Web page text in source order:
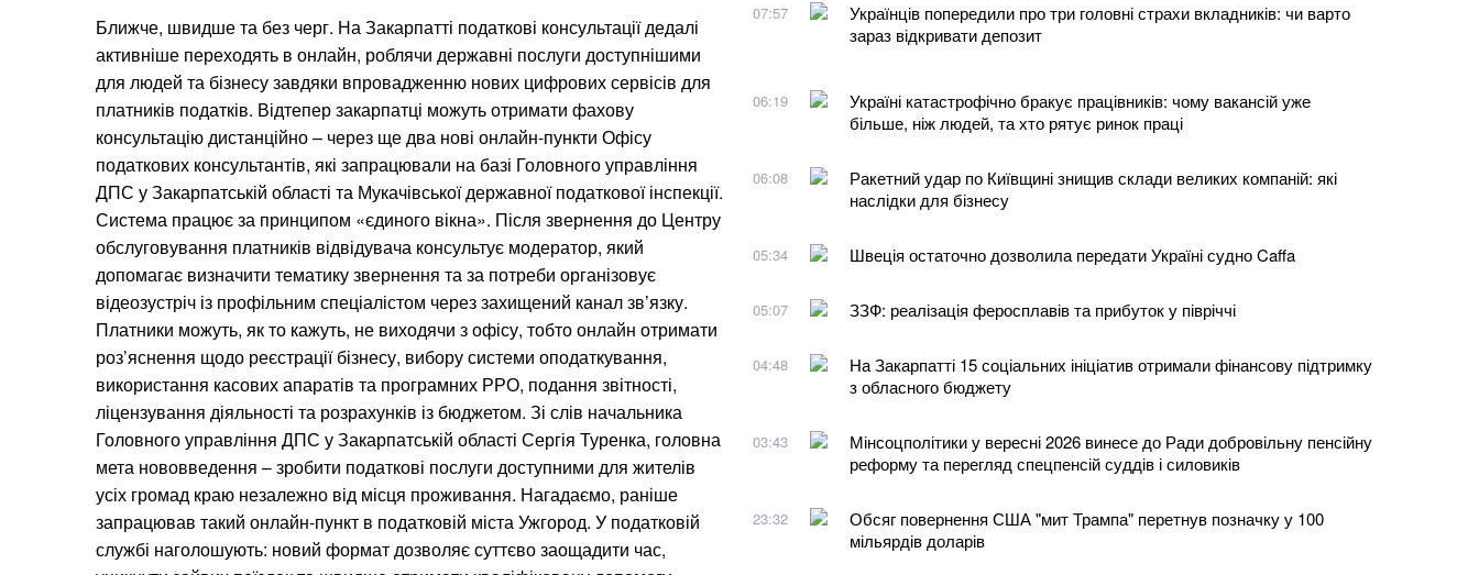
Ближче, швидше та без черг. На Закарпатті податкові консультації дедалі
активніше переходять в онлайн, роблячи державні послуги доступнішими
для людей та бізнесу завдяки впровадженню нових цифрових сервісів для
платників податків. Відтепер закарпатці можуть отримати фахову
консультацію дистанційно – через ще два нові онлайн-пункти Офісу
податкових консультантів, які запрацювали на базі Головного управління
ДПС у Закарпатській області та Мукачівської державної податкової інспекції.
Система працює за принципом «єдиного вікна». Після звернення до Центру
обслуговування платників відвідувача консультує модератор, який
допомагає визначити тематику звернення та за потреби організовує
відеозустріч із профільним спеціалістом через захищений канал зв’язку.
Платники можуть, як то кажуть, не виходячи з офісу, тобто онлайн отримати
роз’яснення щодо реєстрації бізнесу, вибору системи оподаткування,
використання касових апаратів та програмних РРО, подання звітності,
ліцензування діяльності та розрахунків із бюджетом. Зі слів начальника
Головного управління ДПС у Закарпатській області Сергія Туренка, головна
мета нововведення – зробити податкові послуги доступними для жителів
усіх громад краю незалежно від місця проживання. Нагадаємо, раніше
запрацював такий онлайн-пункт в податковій міста Ужгород. У податковій
службі наголошують: новий формат дозволяє суттєво заощадити час,
07:57
Українців попередили про три головні страхи вкладників: чи варто
зараз відкривати депозит
06:19
Україні катастрофічно бракує працівників: чому вакансій уже
більше, ніж людей, та хто рятує ринок праці
06:08
Ракетний удар по Київщині знищив склади великих компаній: які
наслідки для бізнесу
05:34 Швеція остаточно дозволила передати Україні судно Caffa
05:07 ЗЗФ: реалізація феросплавів та прибуток у півріччі
04:48
На Закарпатті 15 соціальних ініціатив отримали фінансову підтримку
з обласного бюджету
03:43
Мінсоцполітики у вересні 2026 винесе до Ради добровільну пенсійну
реформу та перегляд спецпенсій суддів і силовиків
23:32
Обсяг повернення США "мит Трампа" перетнув позначку у 100
мільярдів доларів